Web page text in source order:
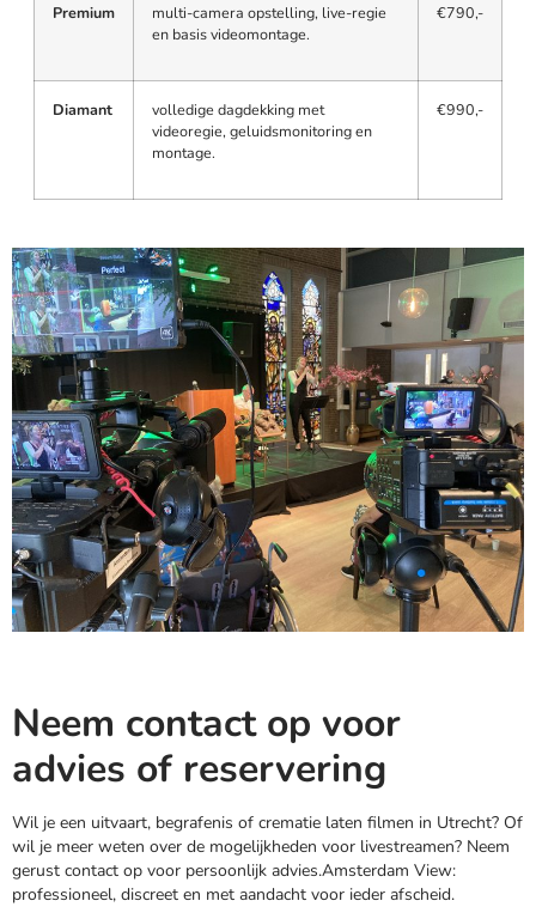
Premium
multi-camera opstelling, live-regie
en basis videomontage.
€790,-
Diamant
volledige dagdekking met
videoregie, geluidsmonitoring en
montage.
€990,-
Neem contact op voor
advies of reservering
Wil je een uitvaart, begrafenis of crematie laten filmen in Utrecht? Of
wil je meer weten over de mogelijkheden voor livestreamen? Neem
gerust contact op voor persoonlijk advies.Amsterdam View:
professioneel, discreet en met aandacht voor ieder afscheid.